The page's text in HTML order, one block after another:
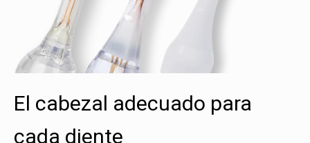
El cabezal adecuado para
cada diente